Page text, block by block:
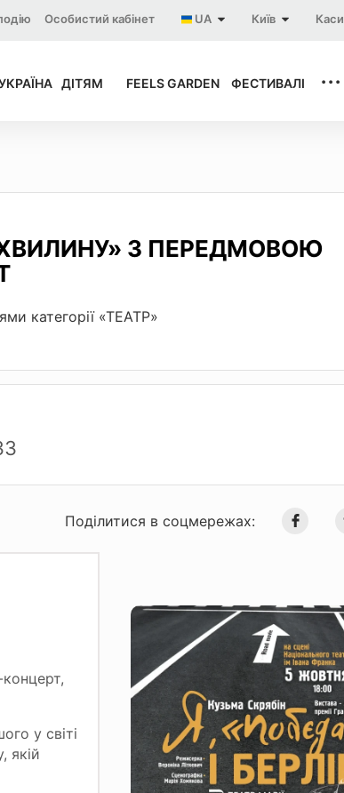
Каси
Київ
UA
Особистий кабінет
ДІТЯМ FEELS GARDEN ФЕСТИВАЛІ ...
З ПЕРЕДМОВОЮ
категорії «ТЕАТР»
Поділитися в соцмережах:
у світі
якій